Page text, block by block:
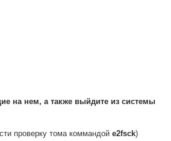
на нем, а также выйдите из системы
проверку тома коммандой e2fsck)